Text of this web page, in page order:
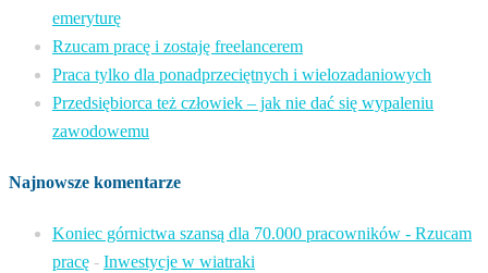
emeryturę
Rzucam pracę i zostaję freelancerem
Praca tylko dla ponadprzeciętnych i wielozadaniowych
Przedsiębiorca też człowiek – jak nie dać się wypaleniu
zawodowemu
Najnowsze komentarze
Koniec górnictwa szansą dla 70.000 pracowników - Rzucam
pracę - Inwestycje w wiatraki